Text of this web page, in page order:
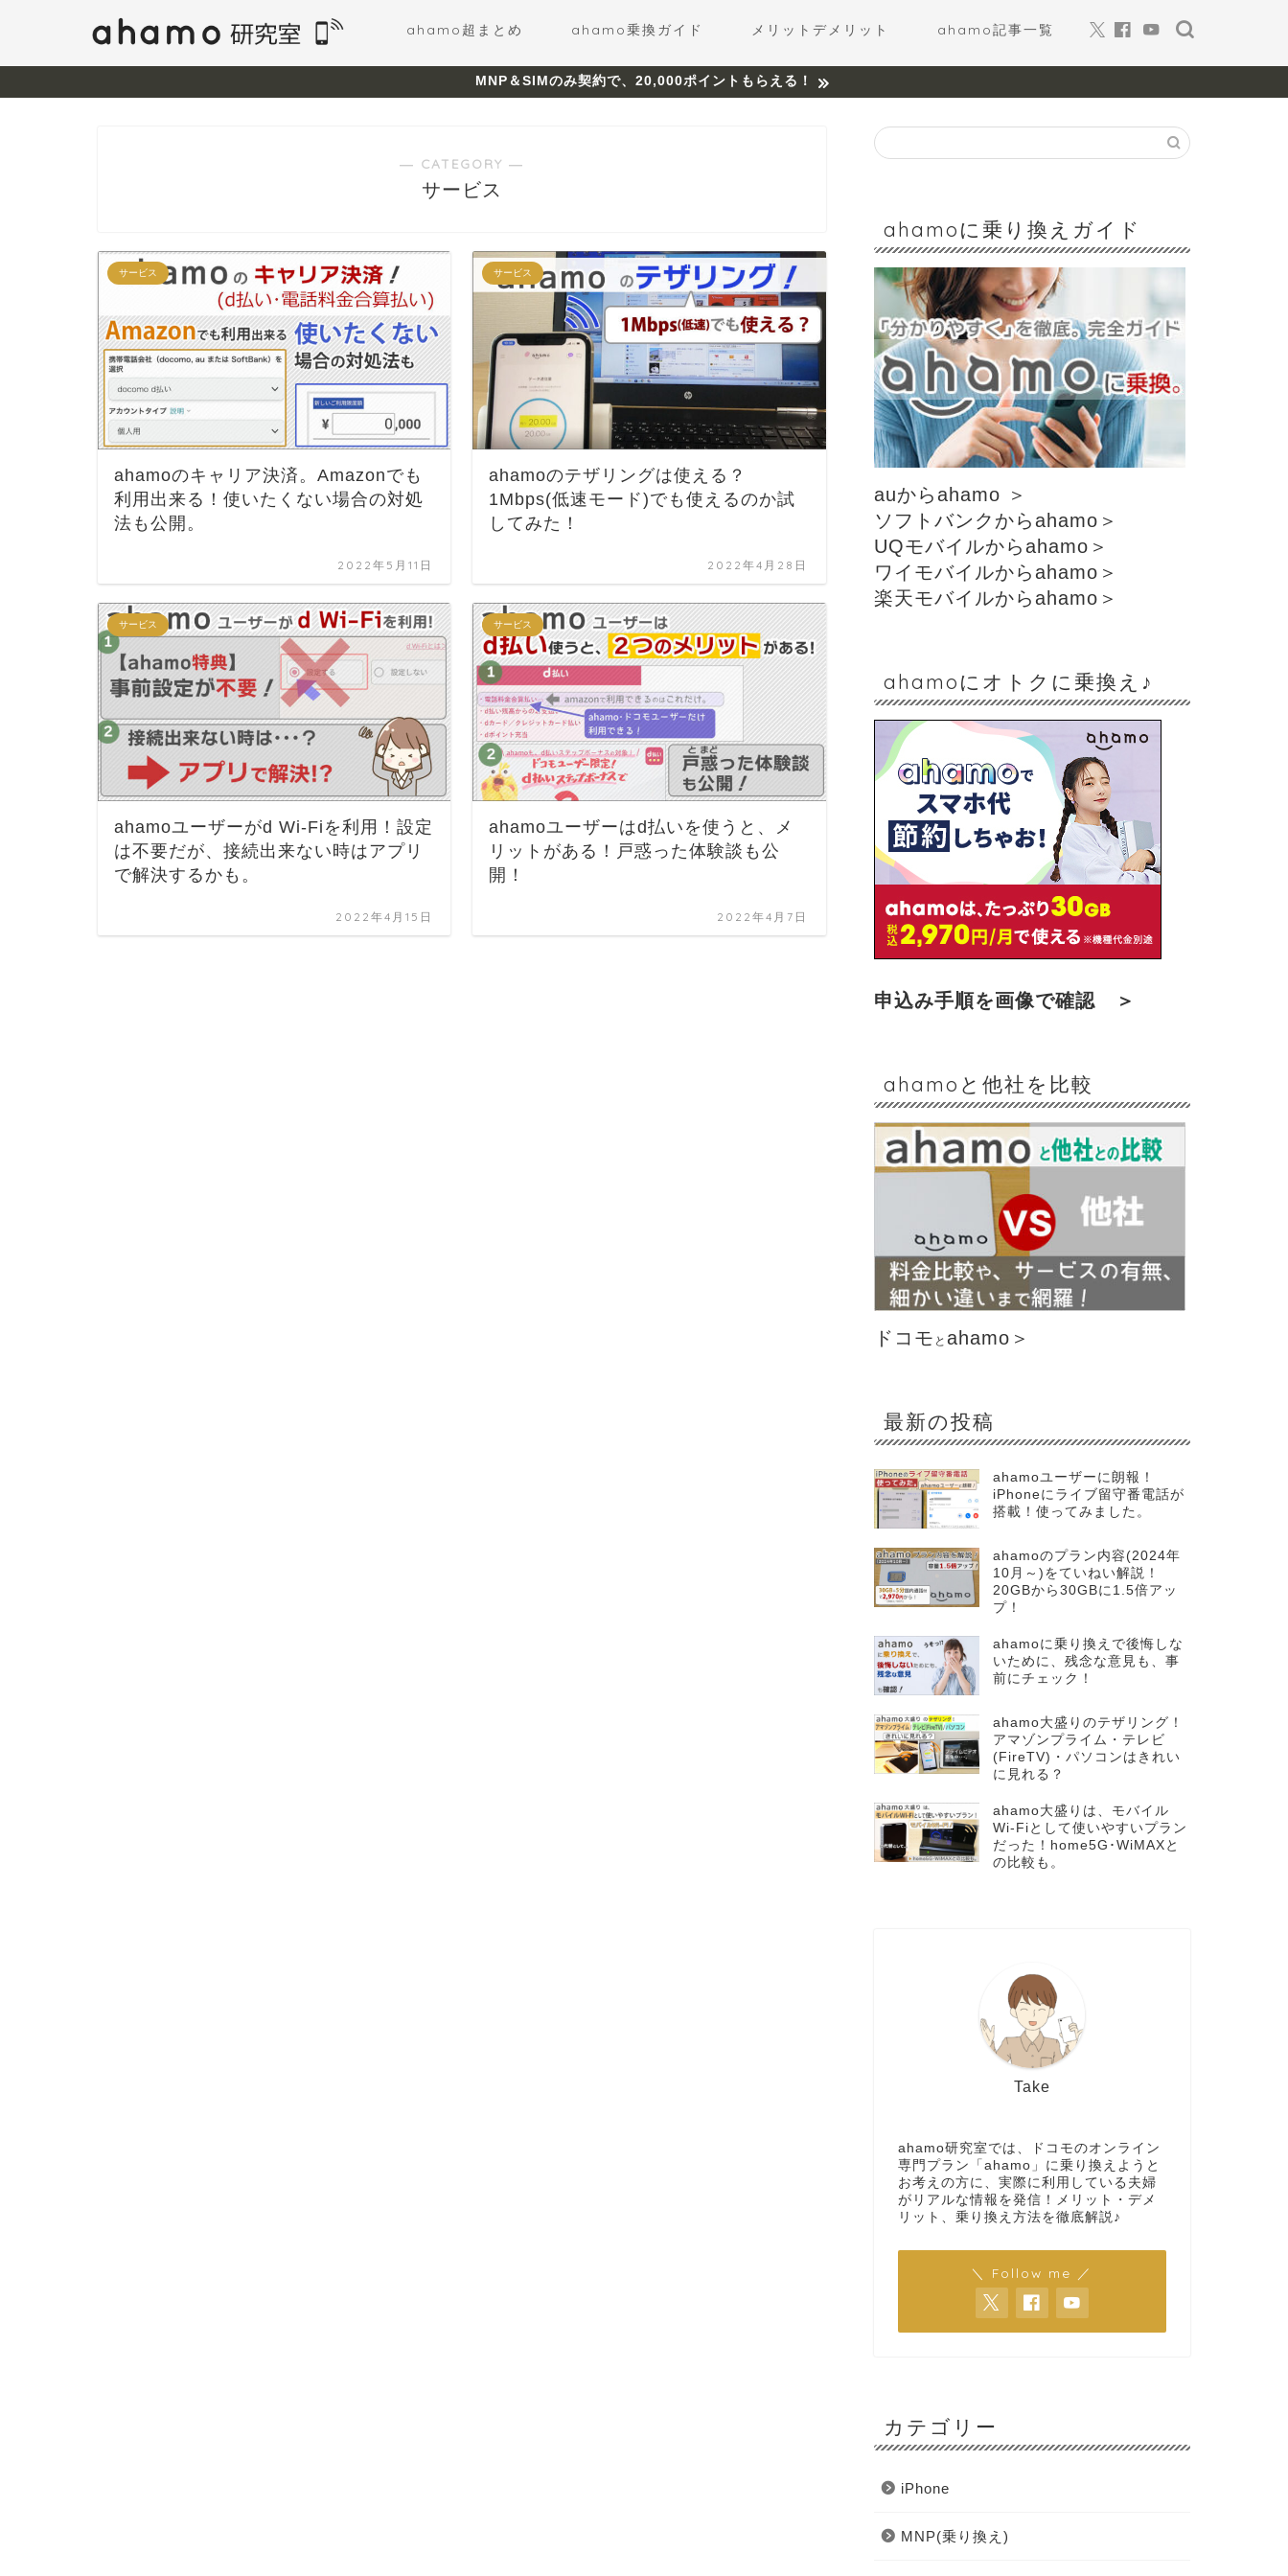
ahamo超まとめ ahamo乗換ガイド メリットデメリット ahamo記事一覧
MNP＆SIMのみ契約で、20,000ポイントもらえる！
― CATEGORY ―
サービス
サービス
ahamoのキャリア決済。Amazonでも
利用出来る！使いたくない場合の対処
法も公開。
2022年5月11日
サービス
ahamoのテザリングは使える？
1Mbps(低速モード)でも使えるのか試
してみた！
2022年4月28日
サービス
ahamoユーザーがd Wi-Fiを利用！設定
は不要だが、接続出来ない時はアプリ
で解決するかも。
2022年4月15日
サービス
ahamoユーザーはd払いを使うと、メ
リットがある！戸惑った体験談も公
開！
2022年4月7日
ahamoに乗り換えガイド
auからahamo ＞
ソフトバンクからahamo＞
UQモバイルからahamo＞
ワイモバイルからahamo＞
楽天モバイルからahamo＞
ahamoにオトクに乗換え♪
申込み手順を画像で確認 ＞
ahamoと他社を比較
ドコモ と ahamo＞
最新の投稿
ahamoユーザーに朗報！
iPhoneにライブ留守番電話が
搭載！使ってみました。
ahamoのプラン内容(2024年
10月～)をていねい解説！
20GBから30GBに1.5倍アッ
プ！
ahamoに乗り換えで後悔しな
いために、残念な意見も、事
前にチェック！
ahamo大盛りのテザリング！
アマゾンプライム・テレビ
(FireTV)・パソコンはきれい
に見れる？
ahamo大盛りは、モバイル
Wi-Fiとして使いやすいプラン
だった！home5G･WiMAXと
の比較も。
Take
ahamo研究室では、ドコモのオンライン
専門プラン「ahamo」に乗り換えようと
お考えの方に、実際に利用している夫婦
がリアルな情報を発信！メリット・デメ
リット、乗り換え方法を徹底解説♪
＼ Follow me ／
カテゴリー
iPhone
MNP(乗り換え)